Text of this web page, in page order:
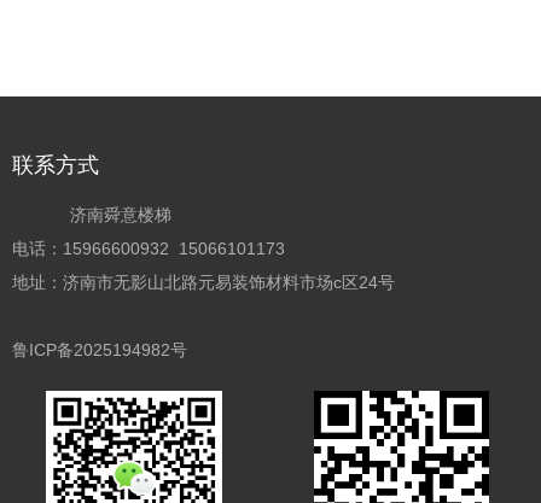
联系方式
济南舜意楼梯
电话：15966600932 15066101173
地址：济南市无影山北路元易装饰材料市场c区24号
鲁ICP备2025194982号